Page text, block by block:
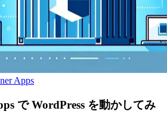
Apps
で WordPress を動かしてみ